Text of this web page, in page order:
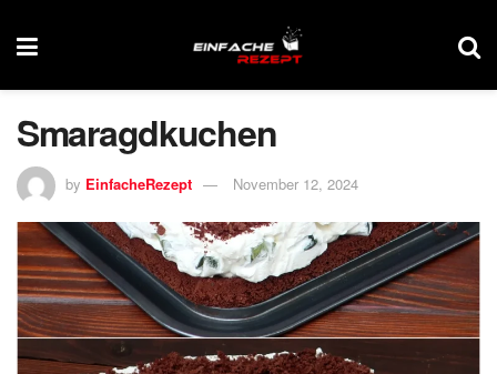
Smaragdkuchen
by EinfacheRezept November 12, 2024